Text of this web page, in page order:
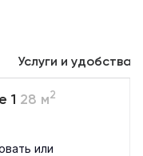
Услуги и удобства
1 28 м2
или